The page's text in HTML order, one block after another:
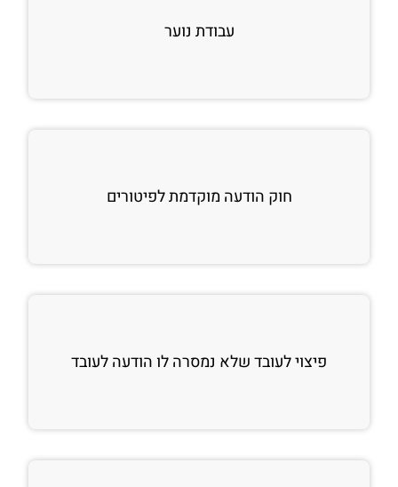
עבודת נוער
חוק הודעה מוקדמת לפיטורים
פיצוי לעובד שלא נמסרה לו הודעה לעובד